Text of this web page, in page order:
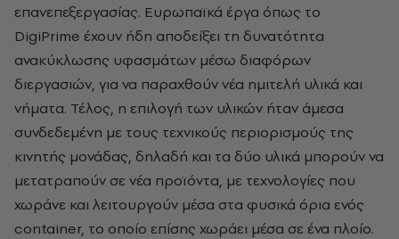
επανεπεξεργασίας. Ευρωπαϊκά έργα όπως το
DigiPrime έχουν ήδη αποδείξει τη δυνατότητα
ανακύκλωσης υφασμάτων μέσω διαφόρων
διεργασιών, για να παραχθούν νέα ημιτελή υλικά και
νήματα. Τέλος, η επιλογή των υλικών ήταν άμεσα
συνδεδεμένη με τους τεχνικούς περιορισμούς της
κινητής μονάδας, δηλαδή και τα δύο υλικά μπορούν να
μετατραπούν σε νέα προϊόντα, με τεχνολογίες που
χωράνε και λειτουργούν μέσα στα φυσικά όρια ενός
container, το οποίο επίσης χωράει μέσα σε ένα πλοίο.